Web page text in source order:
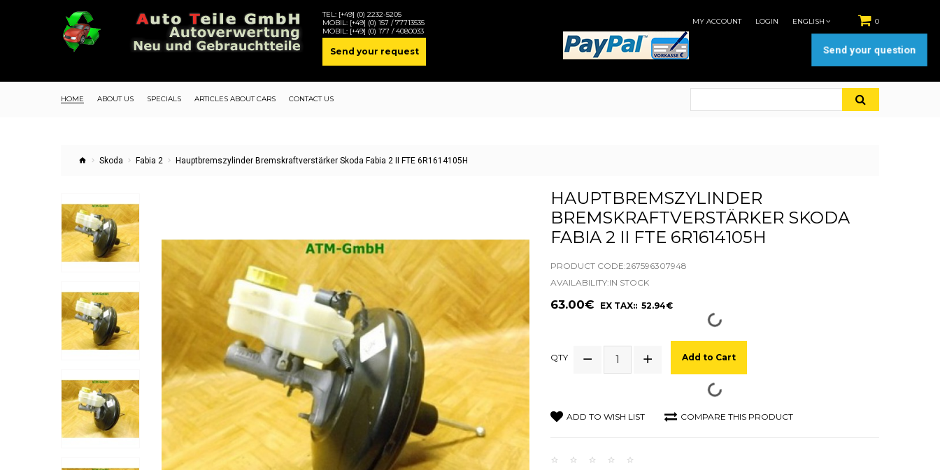
TEL: [+49] (0) 2232-5205
MOBIL: [+49] (0) 157 / 77713535
MOBIL: [+49] (0) 177 / 4080033
Send your request
0
MY ACCOUNT LOGIN ENGLISH
HOME ABOUT US SPECIALS ARTICLES ABOUT CARS CONTACT US
Skoda Fabia 2 Hauptbremszylinder Bremskraftverstärker Skoda Fabia 2 II FTE 6R1614105H
HAUPTBREMSZYLINDER
BREMSKRAFTVERSTÄRKER SKODA
FABIA 2 II FTE 6R1614105H
PRODUCT CODE:267596307948
AVAILABILITY:IN STOCK
63.00€ EX TAX:: 52.94€
QTY Add to Cart
ADD TO WISH LIST COMPARE THIS PRODUCT
Send your question